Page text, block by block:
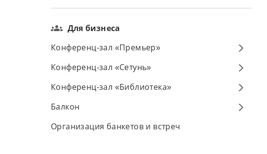
Для бизнеса
Конференц-зал «Премьер»
Конференц-зал «Сeтунь»
Конференц-зал «Библиотека»
Балкон
Организация банкетов и встреч